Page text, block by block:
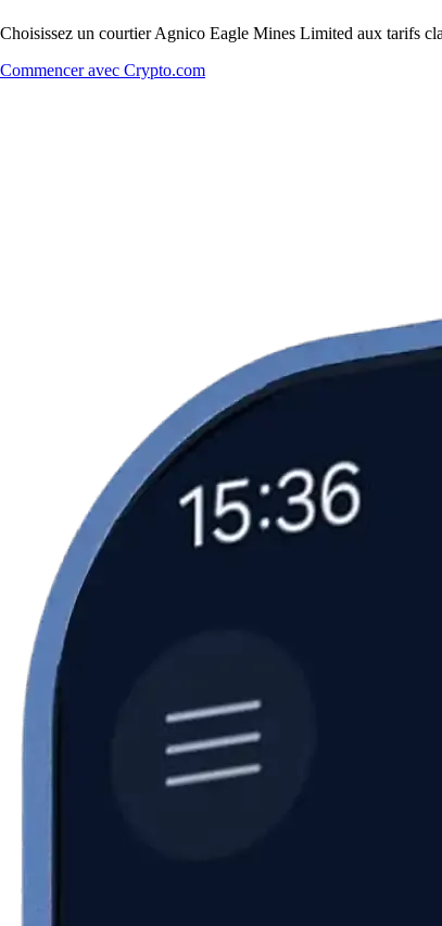
Choisissez un courtier Agnico Eagle Mines Limited aux tarifs
Commencer avec Crypto.com